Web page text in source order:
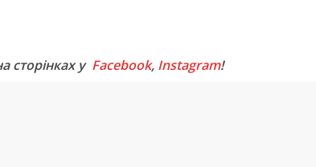
сторінках у Facebook, Instagram!